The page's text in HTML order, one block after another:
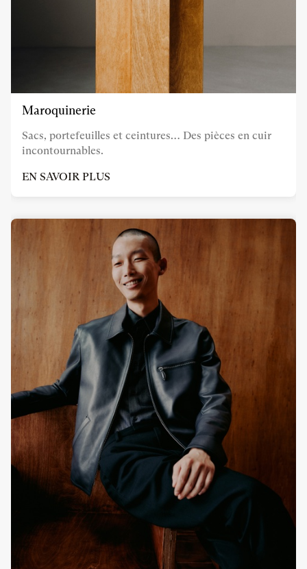
Maroquinerie
Sacs, portefeuilles et ceintures… Des pièces en cuir
incontournables.
EN SAVOIR PLUS